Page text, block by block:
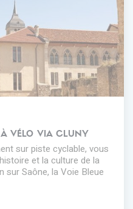
VÉLO VIA CLUNY
sur piste cyclable, vous
et la culture de la
sur Saône, la Voie Bleue